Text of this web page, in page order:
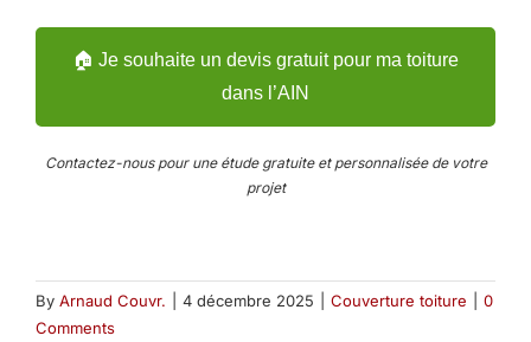
🏠 Je souhaite un devis gratuit pour ma toiture
dans l’AIN
Contactez-nous pour une étude gratuite et personnalisée de votre
projet
By Arnaud Couvr. 4 décembre 2025 Couverture toiture
0
Comments